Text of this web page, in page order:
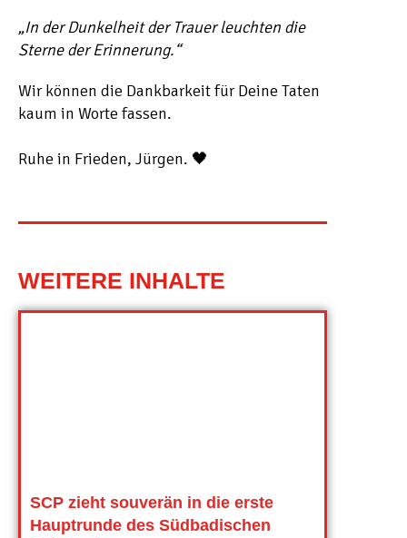
„In der Dunkelheit der Trauer leuchten die
Sterne der Erinnerung.“
Wir können die Dankbarkeit für Deine Taten
kaum in Worte fassen.
Ruhe in Frieden, Jürgen. 🖤
WEITERE INHALTE
SCP zieht souverän in die erste
Hauptrunde des Südbadischen